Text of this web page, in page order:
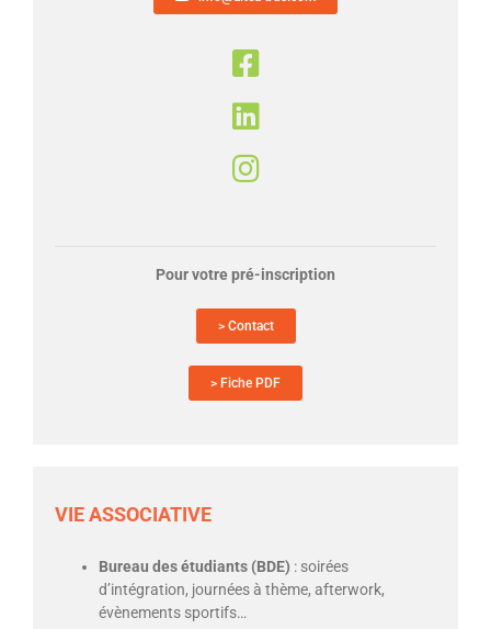
Pour votre pré-inscription
> Contact
> Fiche PDF
VIE ASSOCIATIVE
Bureau des étudiants (BDE) : soirées
d’intégration, journées à thème, afterwork,
évènements sportifs…